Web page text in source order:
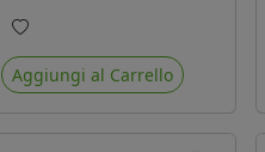
permanente, liner in carta
glassine siliconata da 72 gr.
Durata 3 anni, ideale per
Preferiti
Aggiungi al Carrello